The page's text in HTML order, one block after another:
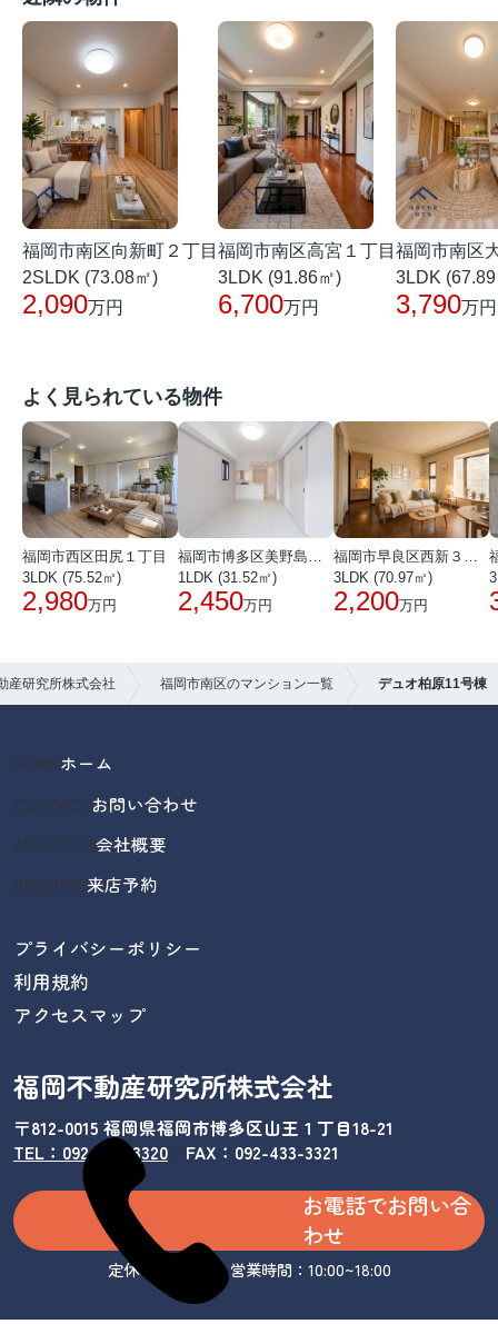
福岡市南区向新町２丁目
2SLDK (73.08㎡)
2,090万円
福岡市南区高宮１丁目
3LDK (91.86㎡)
6,700万円
福岡市南区
3LDK
3,790万円
よく見られている物件
福岡市西区田尻１丁目
3LDK (75.52㎡)
2,980万円
1LDK (31.52㎡)
2,450万円
3LDK (70.97㎡)
2,200万円
産研究所株式会社 福岡市南区のマンション一覧 デュオ柏原11号棟
HOMEホーム
CONTACTお問い合わせ
ABOUT US会社概要
RESERVE来店予約
プライバシーポリシー
利用規約
アクセスマップ
福岡不動産研究所株式会社
〒812-0015 福岡県福岡市博多区山王１丁目18-21
TEL：092-433-3320/ FAX：092-433-3321
お電話でお問い合
わせ
定休日：水曜日 営業時間：10:00~18:00